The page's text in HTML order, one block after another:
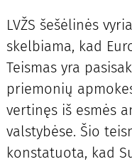
LVŽS šešėlinės
skelbiama, kad
Teismas yra
priemonių
vertinęs iš esmės
valstybėse. Šio
konstatuota, kad